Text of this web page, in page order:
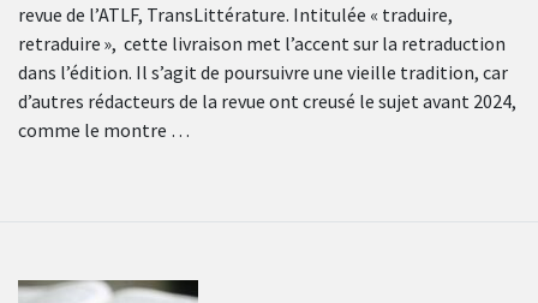
revue de l’ATLF, TransLittérature. Intitulée « traduire,
retraduire », cette livraison met l’accent sur la retraduction
dans l’édition. Il s’agit de poursuivre une vieille tradition, car
d’autres rédacteurs de la revue ont creusé le sujet avant 2024,
comme le montre …